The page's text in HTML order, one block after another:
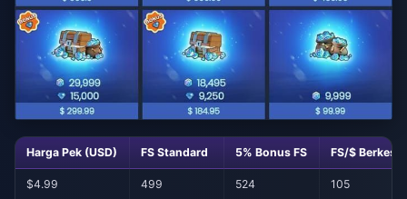
Harga Pek (USD) FS Standard 5% Bonus FS FS/$
$4.99 499 524 105